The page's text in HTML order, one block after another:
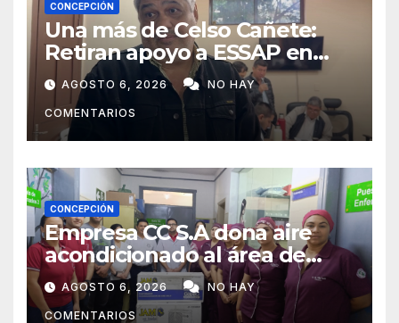
CONCEPCIÓN
Una más de Celso Cañete:
Retiran apoyo a ESSAP en
Concepción
AGOSTO 6, 2026 NO HAY
COMENTARIOS
CONCEPCIÓN
Empresa CC S.A dona aire
acondicionado al área de
maternidad del IPS de
Concepción
AGOSTO 6, 2026 NO HAY
COMENTARIOS